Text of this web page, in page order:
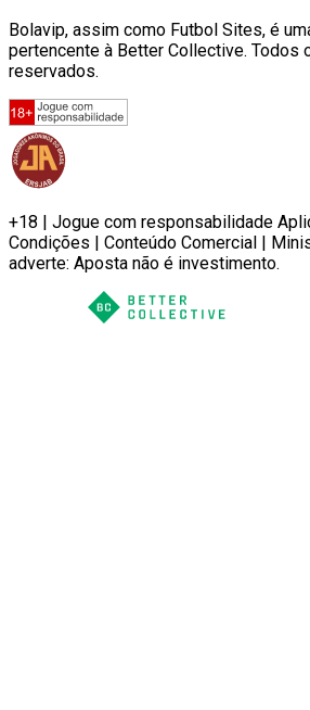
Bolavip, assim como Futbol Sites, é
pertencente à Better Collective. Todos
reservados.
+18 | Jogue com responsabilidade
Condições | Conteúdo Comercial |
adverte: Aposta não é investimento.